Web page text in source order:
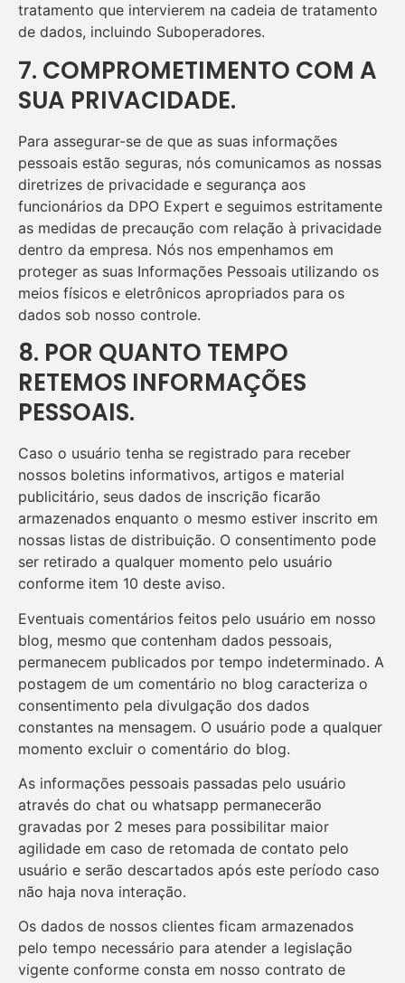
tratamento que intervierem na cadeia de tratamento
de dados, incluindo Suboperadores.
7. COMPROMETIMENTO COM A
SUA PRIVACIDADE.
Para assegurar-se de que as suas informações
pessoais estão seguras, nós comunicamos as nossas
diretrizes de privacidade e segurança aos
funcionários da DPO Expert e seguimos estritamente
as medidas de precaução com relação à privacidade
dentro da empresa. Nós nos empenhamos em
proteger as suas Informações Pessoais utilizando os
meios físicos e eletrônicos apropriados para os
dados sob nosso controle.
8. POR QUANTO TEMPO
RETEMOS INFORMAÇÕES
PESSOAIS.
Caso o usuário tenha se registrado para receber
nossos boletins informativos, artigos e material
publicitário, seus dados de inscrição ficarão
armazenados enquanto o mesmo estiver inscrito em
nossas listas de distribuição. O consentimento pode
ser retirado a qualquer momento pelo usuário
conforme item 10 deste aviso.
Eventuais comentários feitos pelo usuário em nosso
blog, mesmo que contenham dados pessoais,
permanecem publicados por tempo indeterminado. A
postagem de um comentário no blog caracteriza o
consentimento pela divulgação dos dados
constantes na mensagem. O usuário pode a qualquer
momento excluir o comentário do blog.
As informações pessoais passadas pelo usuário
através do chat ou whatsapp permanecerão
gravadas por 2 meses para possibilitar maior
agilidade em caso de retomada de contato pelo
usuário e serão descartados após este período caso
não haja nova interação.
Os dados de nossos clientes ficam armazenados
pelo tempo necessário para atender a legislação
vigente conforme consta em nosso contrato de